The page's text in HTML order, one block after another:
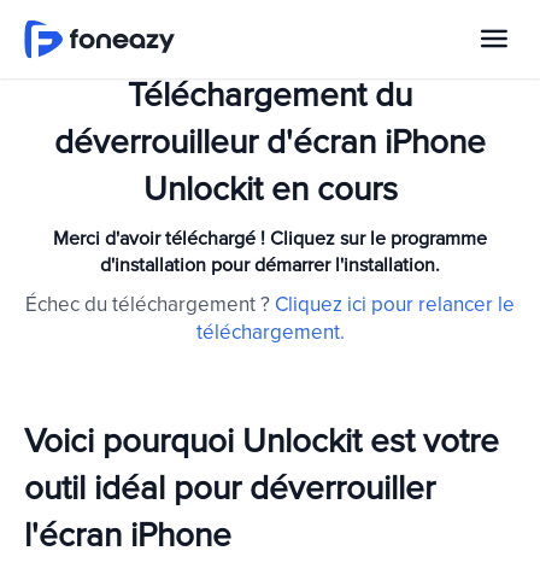
Téléchargement du
déverrouilleur d'écran iPhone
Unlockit en cours
Merci d'avoir téléchargé ! Cliquez sur le programme
d'installation pour démarrer l'installation.
Échec du téléchargement ? Cliquez ici pour relancer le
téléchargement.
Voici pourquoi Unlockit est votre
outil idéal pour déverrouiller
l'écran iPhone